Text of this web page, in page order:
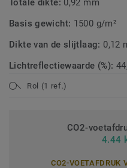
Totale dikte: 0,92 mm
Basis gewicht: 1500 g/m²
Dikte van de slijtlaag: 0,12
Lichtreflectiewaarde (%):
Rol (1 ref.)
CO2-
4.44
CO2-VOETAFDRUK